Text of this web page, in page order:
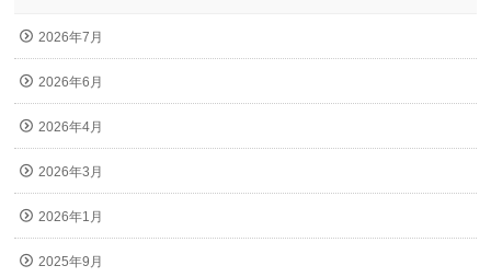
2026年7月
2026年6月
2026年4月
2026年3月
2026年1月
2025年9月